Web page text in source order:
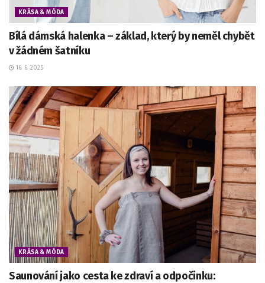
KRÁSA & MÓDA
Bílá dámská halenka – základ, který by neměl chybět
v žádném šatníku
16. 6. 2025
KRÁSA & MÓDA
Saunování jako cesta ke zdraví a odpočinku: